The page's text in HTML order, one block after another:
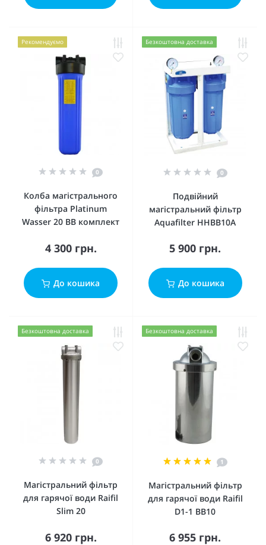
Рекомендуємо
0
Колба магістрального
фільтра Platinum
Wasser 20 ВВ комплект
4 300 грн.
До кошика
Безкоштовна доставка
0
Подвійний
магістральний фільтр
Aquafilter HHBB10A
5 900 грн.
До кошика
Безкоштовна доставка
0
Магістральний фільтр
для гарячої води Raifil
Slim 20
6 920 грн.
Безкоштовна доставка
1
Магістральний фільтр
для гарячої води Raifil
D1-1 BB10
6 955 грн.